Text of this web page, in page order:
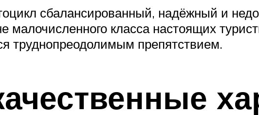
сбалансированный, надёжный и
класса настоящих
труднопреодолимым препятствием.